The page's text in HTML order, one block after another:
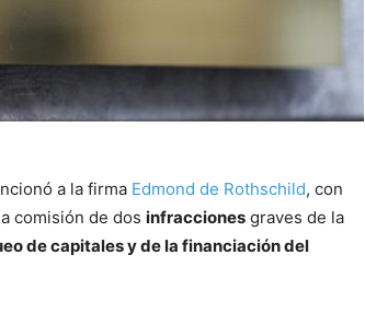
a la firma Edmond de Rothschild, con
comisión de dos infraccionesgraves de la
de capitales y de la financiación del